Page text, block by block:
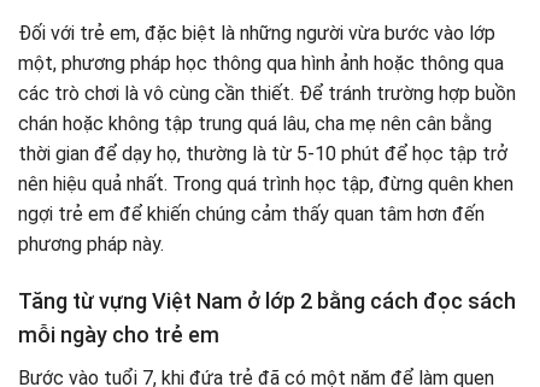
Đối với trẻ em, đặc biệt là những người vừa bước vào lớp
một, phương pháp học thông qua hình ảnh hoặc thông qua
các trò chơi là vô cùng cần thiết. Để tránh trường hợp buồn
chán hoặc không tập trung quá lâu, cha mẹ nên cân bằng
thời gian để dạy họ, thường là từ 5-10 phút để học tập trở
nên hiệu quả nhất. Trong quá trình học tập, đừng quên khen
ngợi trẻ em để khiến chúng cảm thấy quan tâm hơn đến
phương pháp này.
Tăng từ vựng Việt Nam ở lớp 2 bằng cách đọc sách
mỗi ngày cho trẻ em
Bước vào tuổi 7, khi đứa trẻ đã có một năm để làm quen